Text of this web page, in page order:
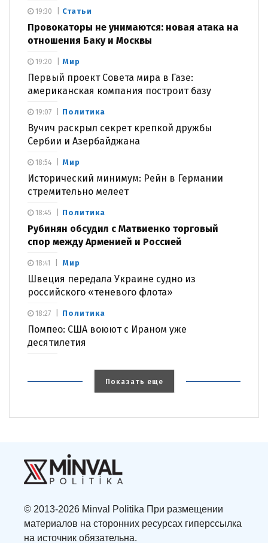
Статьи
Провокаторы не унимаются: новая атака на
отношения Баку и Москвы
19:30
Мир
Первый проект Совета мира в Газе:
американская компания построит базу
19:20
Политика
Вучич раскрыл секрет крепкой дружбы
Сербии и Азербайджана
19:07
Мир
Исторический минимум: Рейн в Германии
стремительно мелеет
18:54
Политика
Рубинян обсудил с Матвиенко торговый
спор между Арменией и Россией
18:45
Мир
Швеция передала Украине судно из
российского «теневого флота»
18:41
Политика
Помпео: США воюют с Ираном уже
десятилетия
18:27
Показать еще
© 2013-2026 Minval Politika При размещении
материалов на сторонних ресурсах гиперссылка
на источник обязательна.